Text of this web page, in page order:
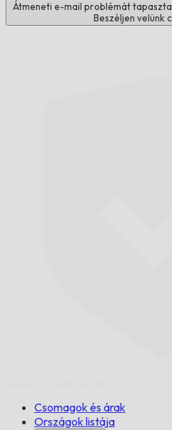
Átmeneti e-mail problémát
Beszéljen velünk
Csomagok és árak
Országok listája